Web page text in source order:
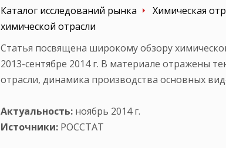
Каталог исследований рынка Химическая
химической отрасли
Статья посвящена широкому обзору
2013-сентябре 2014 г. В материале отражены
отрасли, динамика производства основных
Актуальность: ноябрь 2014 г.
Источники: РОССТАТ